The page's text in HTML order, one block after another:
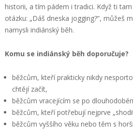
historii, a tím pádem i tradici. Když ti
otázku: „Dáš dneska jogging?“, můžeš
namysli indiánský běh.
Komu se indiánský běh doporučuje?
běžcům, kteří prakticky nikdy
chtějí začít,
běžcům vracejícím se po
běžcům, kteří potřebují nejprve
běžcům vyššího věku nebo těm s